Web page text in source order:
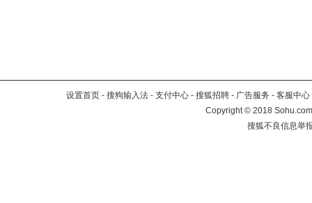
设置首页 - 搜狗输入法 - 支付中心 - 搜狐招聘 - 广告服务 - 客服中心
Copyright©2018
搜狐不良信息举